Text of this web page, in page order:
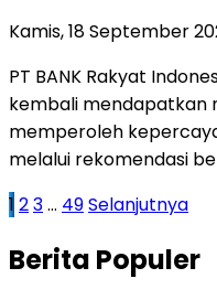
Kamis, 18 September
PT BANK Rakyat
kembali mendapatkan
memperoleh
melalui rekomendasi
Paginasi
1 23… 49Selanjutnya
Berita Populer